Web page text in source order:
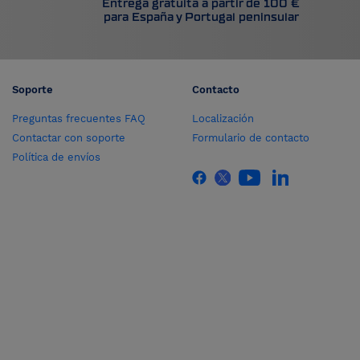
Entrega gratuita a partir de 100 €
para España y Portugal peninsular
Soporte
Preguntas frecuentes FAQ
Contactar con soporte
Política de envíos
Contacto
Localización
Formulario de contacto